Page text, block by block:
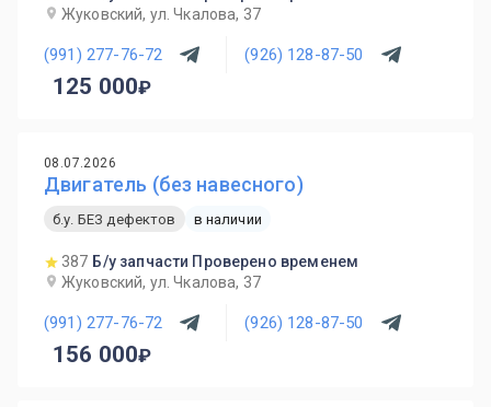
Жуковский, ул. Чкалова, 37
(991) 277-76-72 (926) 128-87-50
125 000
08.07.2026
Двигатель (без навесного)
б.у. БЕЗ дефектов в наличии
387 Б/у запчасти Проверено временем
Жуковский, ул. Чкалова, 37
(991) 277-76-72 (926) 128-87-50
156 000